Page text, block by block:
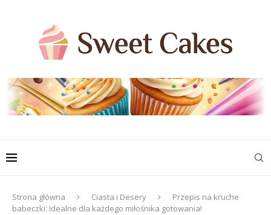
Strona główna Ciasta i Desery
Przepis na kruche
babeczki: Idealne dla każdego miłośnika gotowania!